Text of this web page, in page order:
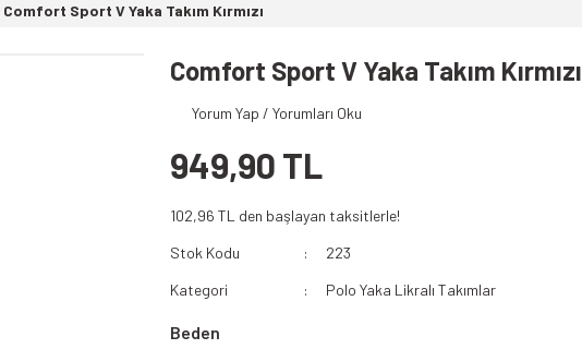
Paramedik T-shirt
112 Paramedik Yelek
112 Acil Sağlık Polar
Paramedik Swit
Comfort Sport V Yaka Takım Kırmızı
Comfort Sport V Yaka Takım Kırmızı
Yorum Yap / Yorumları Oku
949,90 TL
102,96 TL den başlayan taksitlerle!
Stok Kodu
223
Kategori
Polo Yaka Likralı Takımlar
Beden